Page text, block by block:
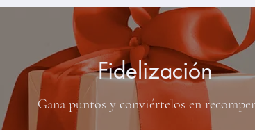
Fidelización
Gana puntos y conviértelos en